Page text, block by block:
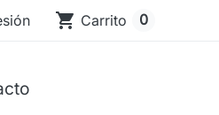
shopping_cart Carrito 0